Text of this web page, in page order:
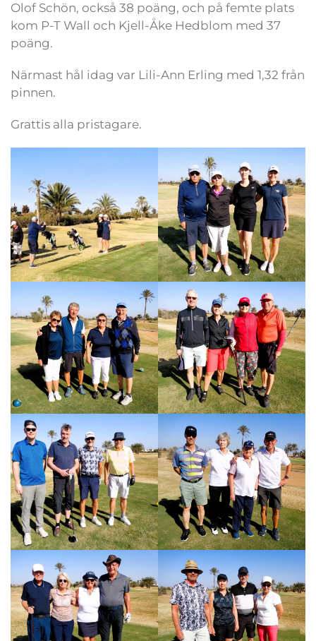
Olof Schön, också 38 poäng, och på femte plats
kom P-T Wall och Kjell-Åke Hedblom med 37
poäng.
Närmast hål idag var Lili-Ann Erling med 1,32 från
pinnen.
Grattis alla pristagare.